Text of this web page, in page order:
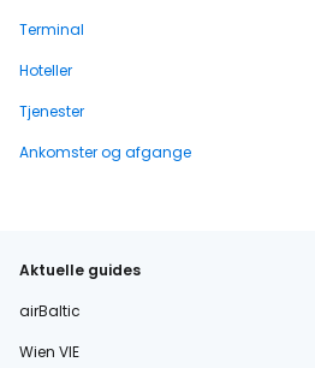
Terminal
Hoteller
Tjenester
Ankomster og afgange
Aktuelle guides
airBaltic
Wien VIE